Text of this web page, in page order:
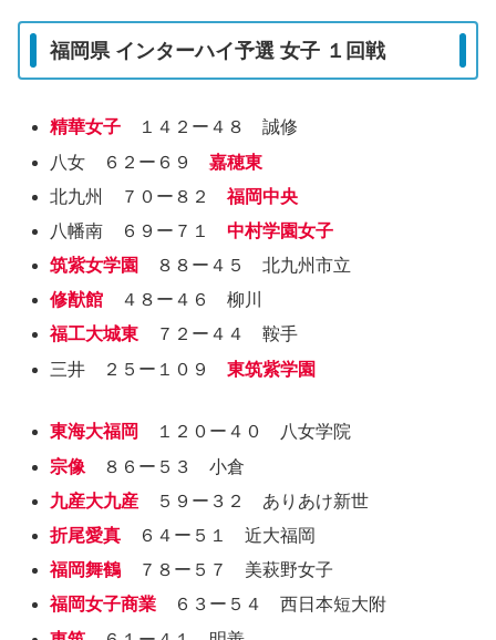
福岡県 インターハイ予選 女子 １回戦
精華女子 １４２ー４８ 誠修
八女 ６２ー６９嘉穂東
北九州 ７０ー８２福岡中央
八幡南 ６９ー７１中村学園女子
筑紫女学園
８８ー４５ 北九州市立
修猷館 ４８ー４６ 柳川
福工大城東 ７２ー４４ 鞍手
三井 ２５ー１０９東筑紫学園
東海大福岡
１２０ー４０ 八女学院
宗像 ８６ー５３ 小倉
九産大九産 ５９ー３２ ありあけ新世
折尾愛真 ６４ー５１ 近大福岡
福岡舞鶴 ７８ー５７ 美萩野女子
福岡女子商業 ６３ー５４ 西日本短大附